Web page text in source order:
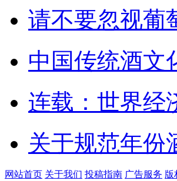
请不要忽视葡
中国传统酒文
连载：世界经
关于规范年份
网站首页 关于我们 投稿指南 广告服务 版